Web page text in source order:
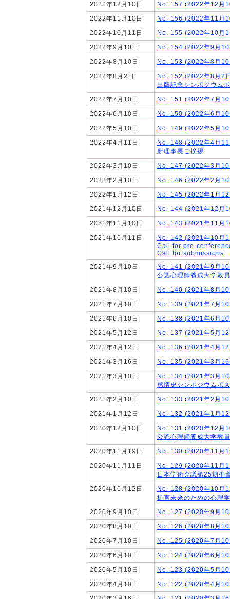
2022年12月10日
No. 157 (2022年12月
2022年11月10日
No. 156 (2022年11月
2022年10月11日
No. 155 (2022年10月
2022年9月10日
No. 154 (2022年9月
2022年8月10日
No. 153 (2022年8月
2022年8月2日
No. 152 (2022年8月2
出版記念シンポジウム
2022年7月10日
No. 151 (2022年7月
2022年6月10日
No. 150 (2022年6月
2022年5月10日
No. 149 (2022年5月
2022年4月11日
No. 148 (2022年4月
新理事長ご挨拶
2022年3月10日
No. 147 (2022年3月
2022年2月10日
No. 146 (2022年2月
2022年1月12日
No. 145 (2022年1月
2021年12月10日
No. 144 (2021年12月
2021年11月10日
No. 143 (2021年11月
2021年10月11日
No. 142 (2021年10月
Call for pre-
Call for submissions
2021年9月10日
No. 141 (2021年9月
公認心理師養成大学教
2021年8月10日
No. 140 (2021年8月
2021年7月10日
No. 139 (2021年7月
2021年6月10日
No. 138 (2021年6月
2021年5月12日
No. 137 (2021年5月
2021年4月12日
No. 136 (2021年4月
2021年3月16日
No. 135 (2021年3月16
2021年3月10日
No. 134 (2021年3月
感情史シンポジウムポ
2021年2月10日
No. 133 (2021年2月
2021年1月12日
No. 132 (2021年1月
2020年12月10日
No. 131 (2020年12月
公認心理師養成大学教
2020年11月19日
No. 130 (2020年11月
2020年11月11日
No. 129 (2020年11月
日本学術会議第25期推
2020年10月12日
No. 128 (2020年10月
提言未来のための心理
2020年9月10日
No. 127 (2020年9月
2020年8月10日
No. 126 (2020年8月
2020年7月10日
No. 125 (2020年7月
2020年6月10日
No. 124 (2020年6月
2020年5月10日
No. 123 (2020年5月
2020年4月10日
No. 122 (2020年4月